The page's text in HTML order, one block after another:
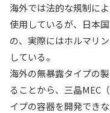
海外では法的な規制に
使用しているが、日本
の、実際にはホルマリ
している。
海外の無暴露タイプの
ることから、三晶MEC
イプの容器を開発でき